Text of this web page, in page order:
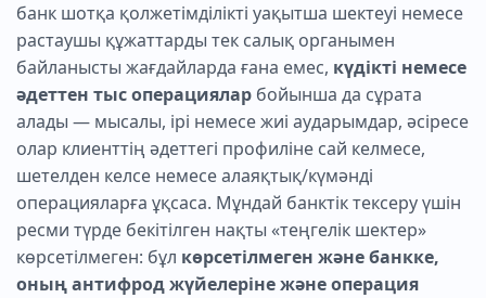
банк шотқа қолжетімділікті уақытша шектеуі немесе
растаушы құжаттарды тек салық органымен
байланысты жағдайларда ғана емес, күдікті немесе
әдеттен тыс операциялар бойынша да сұрата
алады — мысалы, ірі немесе жиі аударымдар, әсіресе
олар клиенттің әдеттегі профиліне сай келмесе,
шетелден келсе немесе алаяқтық/күмәнді
операцияларға ұқсаса. Мұндай банктік тексеру үшін
ресми түрде бекітілген нақты «теңгелік шектер»
көрсетілмеген: бұл көрсетілмеген және банкке,
оның антифрод жүйелеріне және операция